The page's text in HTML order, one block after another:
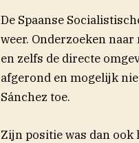
De Spaanse
weer. Onderzoeken
en zelfs de directe
afgerond en mogelijk
Sánchez toe.
Zijn positie was dan